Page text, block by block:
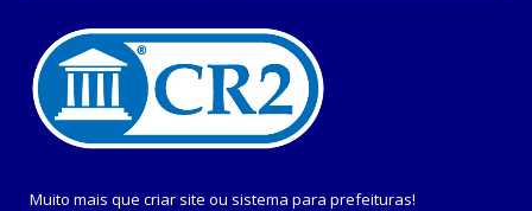
Muito mais que criar site ou sistema para prefeituras!